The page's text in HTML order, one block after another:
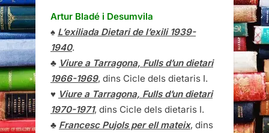
Artur Bladé i Desumvila
♠ L’exiliada Dietari de l’exili 1939-
1940.
♣ Viure a Tarragona, Fulls d’un dietari
1966-1969, dins Cicle dels dietaris I.
♥ Viure a Tarragona, Fulls d’un dietari
1970-1971, dins Cicle dels dietaris I.
♣ Francesc Pujols per ell mateix, dins